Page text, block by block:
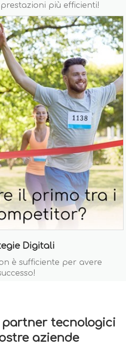
più efficienti!
Digitali
è sufficiente per avere
tecnologici
aziende